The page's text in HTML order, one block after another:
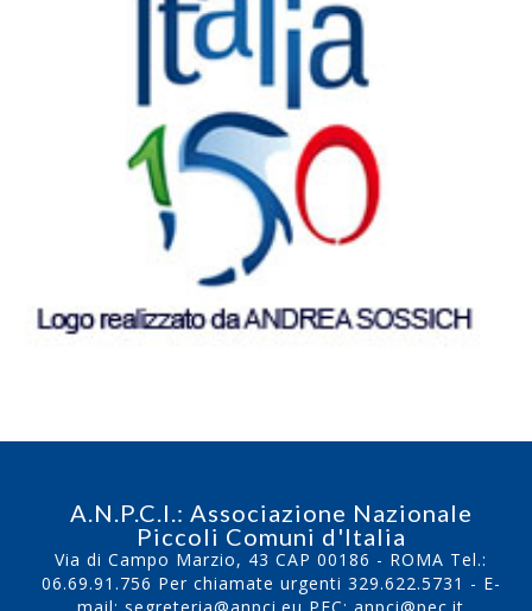
A.N.P.C.I.: Associazione Nazionale
Piccoli Comuni d'Italia
Via di Campo Marzio, 43 CAP 00186 - ROMA Tel.:
06.69.91.756 Per chiamate urgenti 329.622.5731 - E-